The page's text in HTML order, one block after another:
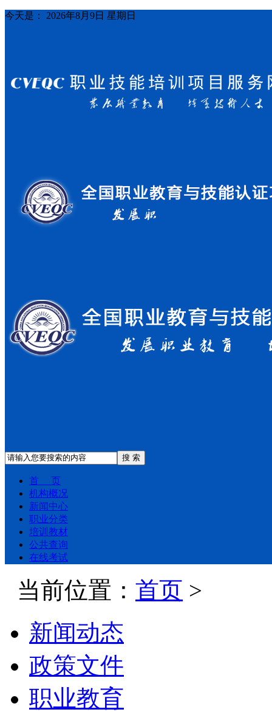
今天是： 2026年8月9日 星期日
搜 索
首 页
机构概况
新闻中心
职业分类
培训教材
公共查询
在线考试
当前位置： 首页 >
新闻动态
政策文件
职业教育